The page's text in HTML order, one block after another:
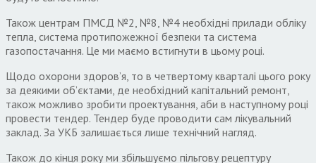
Також центрам ПМСД №2, №8, №4 необхідні прилади обліку
тепла, система протипожежної безпеки та система
газопостачання. Це ми маємо встигнути в цьому році.
Щодо охорони здоров’я, то в четвертому кварталі цього року
за деякими об’єктами, де необхідний капітальний ремонт,
також можливо зробити проектування, аби в наступному році
провести тендер. Тендер буде проводити сам лікувальний
заклад. За УКБ залишається лише технічний нагляд.
Також до кінця року ми збільшуємо пільгову рецептуру